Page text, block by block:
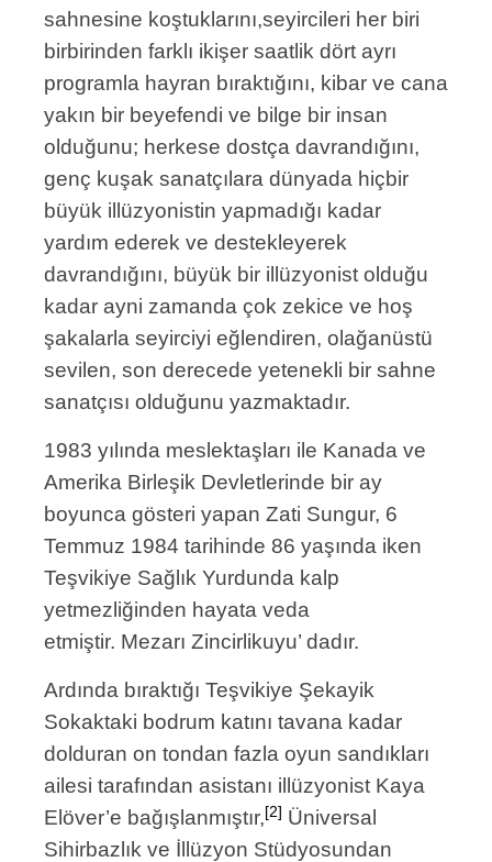
sahnesine koştuklarını,seyircileri her biri
birbirinden farklı ikişer saatlik dört ayrı
programla hayran bıraktığını, kibar ve cana
yakın bir beyefendi ve bilge bir insan
olduğunu; herkese dostça davrandığını,
genç kuşak sanatçılara dünyada hiçbir
büyük illüzyonistin yapmadığı kadar
yardım ederek ve destekleyerek
davrandığını, büyük bir illüzyonist olduğu
kadar ayni zamanda çok zekice ve hoş
şakalarla seyirciyi eğlendiren, olağanüstü
sevilen, son derecede yetenekli bir sahne
sanatçısı olduğunu yazmaktadır.
1983 yılında meslektaşları ile Kanada ve
Amerika Birleşik Devletlerinde bir ay
boyunca gösteri yapan Zati Sungur, 6
Temmuz 1984 tarihinde 86 yaşında iken
Teşvikiye Sağlık Yurdunda kalp
yetmezliğinden hayata veda
etmiştir. Mezarı Zincirlikuyu’ dadır.
Ardında bıraktığı Teşvikiye Şekayik
Sokaktaki bodrum katını tavana kadar
dolduran on tondan fazla oyun sandıkları
ailesi tarafından asistanı illüzyonist Kaya
Elöver’e bağışlanmıştır,[2] Üniversal
Sihirbazlık ve İllüzyon Stüdyosundan